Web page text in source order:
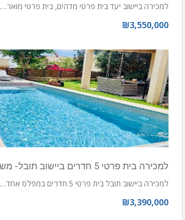
למכירה ביישוב יעד בית פרטי מדהים, בית פרטי מואר…
₪3,550,000
למכירה בית פרטי 5 חדרים ביישוב תובל- משגב
למכירה ביישוב תובל בית פרטי 5 חדרים במפלס אחד…
₪3,390,000